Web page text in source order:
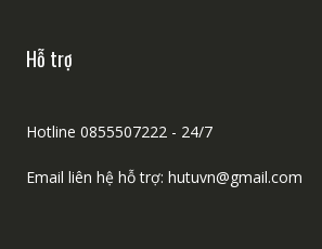
Hỗ trợ
Hotline 0855507222 - 24/7
Email liên hệ hỗ trợ: hutuvn@gmail.com